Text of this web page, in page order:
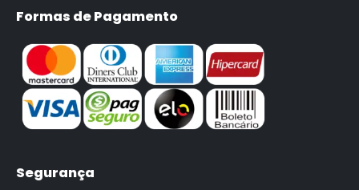
Formas de Pagamento
Segurança